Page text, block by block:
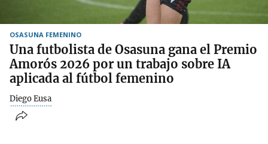
OSASUNA FEMENINO
Una futbolista de Osasuna gana el Premio
Amorós 2026 por un trabajo sobre IA
aplicada al fútbol femenino
Diego Eusa